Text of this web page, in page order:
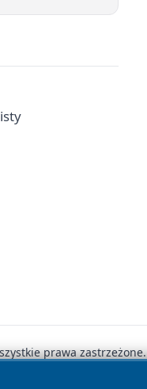
prawa zastrzeżone.